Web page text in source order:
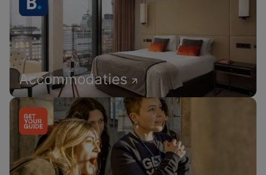
Accommodaties